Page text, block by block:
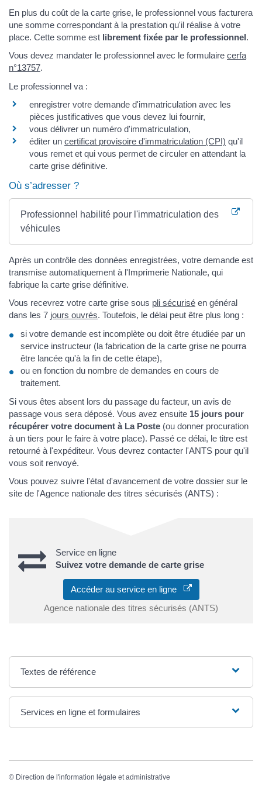
En plus du coût de la carte grise, le professionnel vous facturera
une somme correspondant à la prestation qu'il réalise à votre
place. Cette somme est librement fixée par le professionnel.
Vous devez mandater le professionnel avec le formulaire cerfa
n°13757.
Le professionnel va :
enregistrer votre demande d'immatriculation avec les
pièces justificatives que vous devez lui fournir,
vous délivrer un numéro d'immatriculation,
éditer un certificat provisoire d'immatriculation (CPI) qu'il
vous remet et qui vous permet de circuler en attendant la
carte grise définitive.
Où s’adresser ?
Professionnel habilité pour l'immatriculation des
véhicules
Après un contrôle des données enregistrées, votre demande est
transmise automatiquement à l'Imprimerie Nationale, qui
fabrique la carte grise définitive.
Vous recevrez votre carte grise sous pli sécurisé en général
dans les 7 jours ouvrés. Toutefois, le délai peut être plus long :
si votre demande est incomplète ou doit être étudiée par un
service instructeur (la fabrication de la carte grise ne pourra
être lancée qu'à la fin de cette étape),
ou en fonction du nombre de demandes en cours de
traitement.
Si vous êtes absent lors du passage du facteur, un avis de
passage vous sera déposé. Vous avez ensuite 15 jours pour
récupérer votre document à La Poste (ou donner procuration
à un tiers pour le faire à votre place). Passé ce délai, le titre est
retourné à l'expéditeur. Vous devrez contacter l'ANTS pour qu'il
vous soit renvoyé.
Vous pouvez suivre l'état d'avancement de votre dossier sur le
site de l'Agence nationale des titres sécurisés (ANTS) :
Service en ligne
Suivez votre demande de carte grise
Accéder au service en ligne
Agence nationale des titres sécurisés (ANTS)
Textes de référence
Services en ligne et formulaires
© Direction de l'information légale et administrative